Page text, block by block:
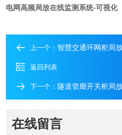
电网高频局放在线监测系统-可视化
上一个： 智慧交通环网柜局
返回列表
下一个： 隧道管廊开关柜局
在线留言